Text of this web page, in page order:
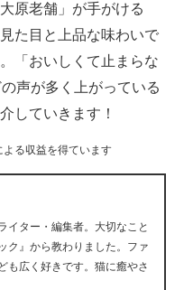
原老舗」が手がける
た目と上品な味わいで
「おいしくて止まらな
声が多く上がっている
していきます！
る収益を得ています
イター・編集者。大切なこと
ク』から教わりました。ファ
も広く好きです。猫に癒やさ